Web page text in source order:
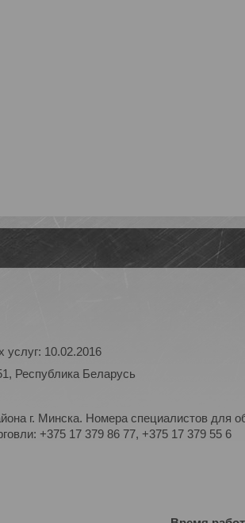
услуг: 10.02.2016
Республика Беларусь
г. Минска. Номера специалистов для
+375 17 379 86 77, +375 17 379 55 6